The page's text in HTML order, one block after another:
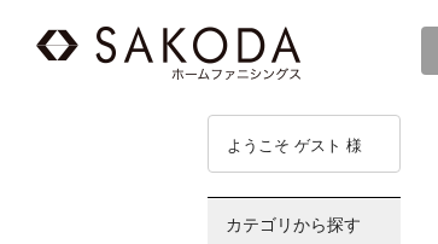
ようこそ ゲスト 様
カテゴリから探す